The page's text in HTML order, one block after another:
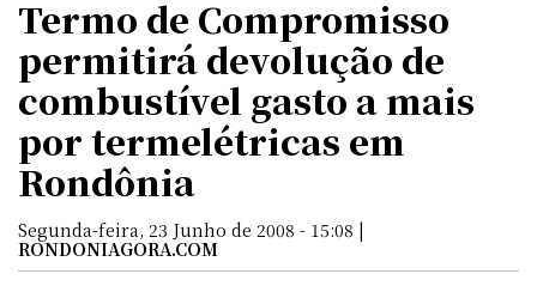
Termo de Compromisso
permitirá devolução de
combustível gasto a mais
por termelétricas em
Rondônia
Segunda-feira, 23 Junho de 2008 - 15:08 |
RONDONIAGORA.COM